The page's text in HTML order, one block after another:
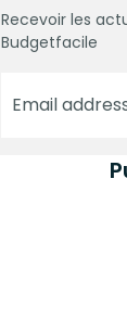
Recevoir les
Budgetfacile